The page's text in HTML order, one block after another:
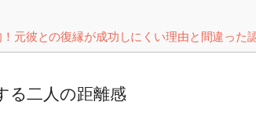
元彼との復縁が成功しにくい理由と間違った
る二人の距離感